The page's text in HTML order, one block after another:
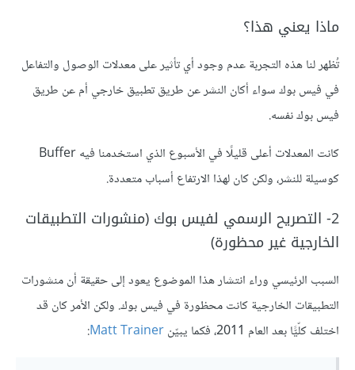
ماذا يعني هذا؟
تُظهر لنا هذه التجربة عدم وجود أي تأثير على معدلات الوصول والتفاعل
في فيس بوك سواء أكان النشر عن طريق تطبيق خارجي أم عن طريق
فيس بوك نفسه.
كانت المعدلات أعلى قليلًا في الأسبوع الذي استخدمنا فيه Buffer
كوسيلة للنشر، ولكن كان لهذا الارتفاع أسباب متعددة.
2- التصريح الرسمي لفيس بوك (منشورات التطبيقات
الخارجية غير محظورة)
السبب الرئيسي وراء انتشار هذا الموضوع يعود إلى حقيقة أن منشورات
التطبيقات الخارجية كانت محظورة في فيس بوك. ولكن الأمر كان قد
اختلف كلّيًّا بعد العام 2011، فكما يبيّن
Matt Trainer
: